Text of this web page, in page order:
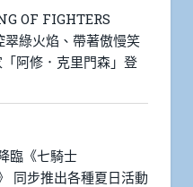
OF FIGHTERS
綠火焰、帶著傲慢笑
阿修．克里門森」登
臨《七騎士
同步推出各種夏日活動